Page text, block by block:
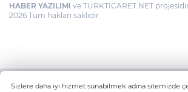
HABER YAZILIMI ve TURKTICARET.NET
2026 Tüm hakları saklıdır.
Sizlere daha iyi hizmet sunabilmek adına sitemizde